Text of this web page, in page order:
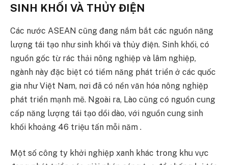
SINH KHỐI VÀ THỦY ĐIỆN
Các nước ASEAN cũng đang nắm bắt các nguồn năng
lượng tái tạo như sinh khối và thủy điện. Sinh khối, có
nguồn gốc từ rác thải nông nghiệp và lâm nghiệp,
ngành này đặc biệt có tiềm năng phát triển ở các quốc
gia như Việt Nam, nơi đã có nền văn hóa nông nghiệp
phát triển mạnh mẽ. Ngoài ra, Lào cũng có nguồn cung
cấp năng lượng tái tạo dồi dào, với nguồn cung sinh
khối khoảng 46 triệu tấn mỗi năm .
Một số công ty khởi nghiệp xanh khác trong khu vực